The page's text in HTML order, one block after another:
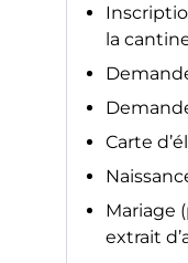
la
Carte
Mariage
extrait